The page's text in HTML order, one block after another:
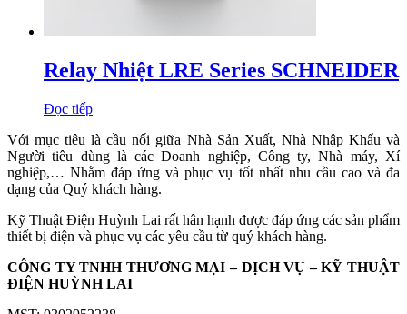
Relay Nhiệt LRE Series SCHNEIDER
Đọc tiếp
Với mục tiêu là cầu nối giữa Nhà Sản Xuất, Nhà Nhập Khẩu và
Người tiêu dùng là các Doanh nghiệp, Công ty, Nhà máy, Xí
nghiệp,… Nhằm đáp ứng và phục vụ tốt nhất nhu cầu cao và đa
dạng của Quý khách hàng.
Kỹ Thuật Điện Huỳnh Lai rất hân hạnh được đáp ứng các sản phẩm
thiết bị điện và phục vụ các yêu cầu từ quý khách hàng.
CÔNG TY TNHH THƯƠNG MẠI – DỊCH VỤ – KỸ THUẬT
ĐIỆN HUỲNH LAI